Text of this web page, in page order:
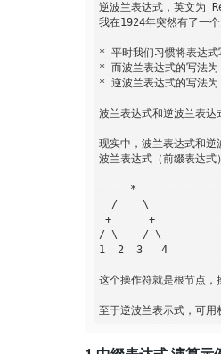
逆波兰表达式，英文为
我在1924年突然有了
* 平时我们习惯将表
* 而波兰表达式的写
* 逆波兰表达式的写
波兰表达式和逆波兰表
现实中，波兰表达式和逆
波兰表达式（前缀
     *
  /    \
+      +
/ \    / \
1  2  3   4
这个操作符就是根节